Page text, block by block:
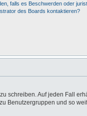
falls es Beschwerden oder
des Boards kontaktieren?
schreiben. Auf jeden Fall
Benutzergruppen und so